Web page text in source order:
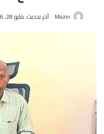
Mazin آخر تحديث: مايو 28, 2026